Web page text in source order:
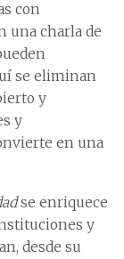
con
una charla de
se eliminan
y
y
en una
se enriquece
y
desde su